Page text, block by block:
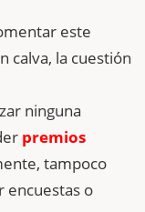
este
calva, la cuestión
ninguna
premios
tampoco
encuestas o